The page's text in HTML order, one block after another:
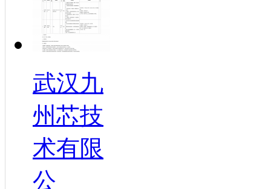
武汉九
州芯技
术有限
公